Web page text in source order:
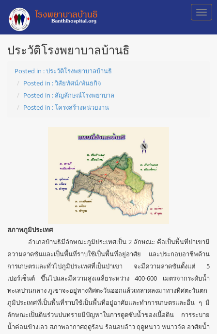
ประวัติโรงพยาบาลบ้านธิ
Posted in : ประวัติโรงพยาบาลบ้านธิ
Posted in : วิสัยทัศน์/พันธกิจ
Posted in : สัญลักษณ์โรงพยาบาล
Posted in : โครงสร้างหน่วยงาน
สภาพภูมิประเทศ
อำเภอบ้านธิมีลักษณะภูมิประเทศเป็น 2 ลักษณะ คือเป็นพื้นที่ป่าเขามี
ความลาดชันและเป็นพื้นที่ราบใช้เป็นพื้นที่อยู่อาศัย และประกอบอาชีพด้าน
การเกษตรและทั่วไปภูมิประเทศที่เป็นป่าเขา จะมีความลาดชันตั้งแต่ 5
เปอร์เซ็นต์ ขึ้นไปและมีความสูงเฉลี่ยระหว่าง 400-600 เมตรจากระดับน้ำ
ทะเลปานกลาง ภูเขาจะอยู่ทางทิศตะวันออกแล้วเทลาดลงมาทางทิศตะวันตก
ภูมิประเทศที่เป็นพื้นที่ราบใช้เป็นพื้นที่อยู่อาศัยและทำการเกษตรและอื่น ๆ มี
ลักษณะเป็นดินร่วนปนทรายมีปัญหาในการดูดซับน้ำของเนื้อดิน การระบาย
น้ำค่อนข้างเลว สภาพอากาศฤดูร้อน ร้อนอบอ้าว ฤดูหนาว หนาวจัด อาศัยน้ำ